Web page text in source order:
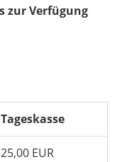
zur Verfügung
Tageskasse
25,00 EUR